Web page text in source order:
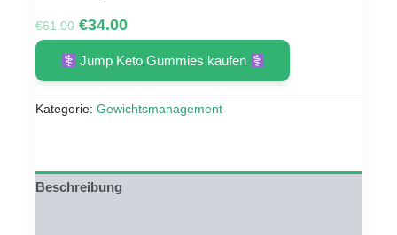
€61.00 Ursprünglicher
war:
€61.00
€34.00Aktueller
ist:
€34.00.
Jump Keto Gummies kaufen
Kategorie: Gewichtsmanagement
Beschreibung